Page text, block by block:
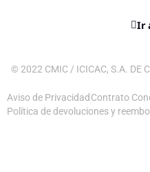
Ir
© 2022 CMIC / ICICAC, S.A. DE
Aviso de Privacidad Contrato
Política de devoluciones y